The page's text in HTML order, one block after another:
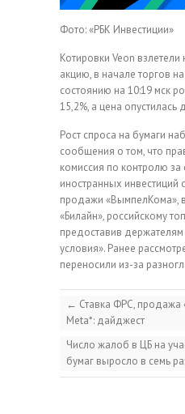
Фото: «РБК Инвестиции»
Котировки Veon
акцию, в начале торгов
состоянию на 10:19 мск
15,2%, а цена опустилась
Рост спроса на бумаги
сообщения о том, что
комиссия по контролю за
иностранных инвестиций
продажи
«Билайн», российскому
предоставив
условия». Ранее
переносили из-за
← Ставка ФРС, продажа
Meta*: дайджест
Число жалоб в ЦБ на
бумаг выросло в семь